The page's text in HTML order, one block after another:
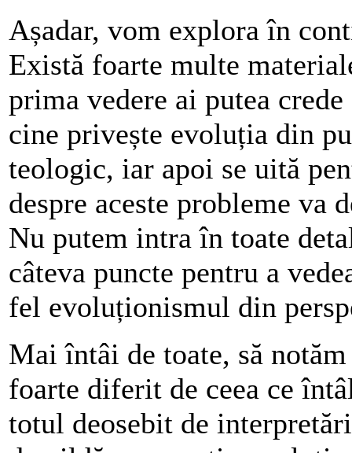
Așadar, vom explora în
Există foarte multe
prima vedere ai putea
cine privește evoluția din
teologic, iar apoi se uită
despre aceste probleme
Nu putem intra în toate
câteva puncte pentru a
fel evoluționismul din
Mai întâi de toate, să
foarte diferit de ceea ce
totul deosebit de